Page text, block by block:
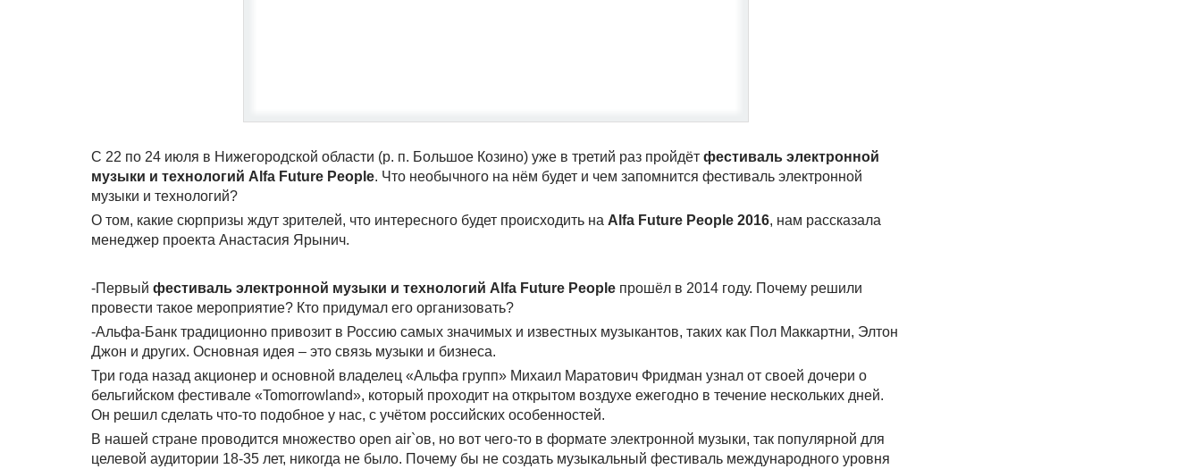
С 22 по 24 июля в Нижегородской области (р. п. Большое Козино) уже в третий раз пройдёт фестиваль электронной
музыки и технологий Alfa Future People. Что необычного на нём будет и чем запомнится фестиваль электронной
музыки и технологий?
О том, какие сюрпризы ждут зрителей, что интересного будет происходить на Alfa Future People 2016, нам рассказала
менеджер проекта Анастасия Ярынич.
-Первый фестиваль электронной музыки и технологий Alfa Future People прошёл в 2014 году. Почему решили
провести такое мероприятие? Кто придумал его организовать?
-Альфа-Банк традиционно привозит в Россию самых значимых и известных музыкантов, таких как Пол Маккартни, Элтон
Джон и других. Основная идея – это связь музыки и бизнеса.
Три года назад акционер и основной владелец «Альфа групп» Михаил Маратович Фридман узнал от своей дочери о
бельгийском фестивале «Tomorrowland», который проходит на открытом воздухе ежегодно в течение нескольких дней.
Он решил сделать что-то подобное у нас, с учётом российских особенностей.
В нашей стране проводится множество open air`ов, но вот чего-то в формате электронной музыки, так популярной для
целевой аудитории 18-35 лет, никогда не было. Почему бы не создать музыкальный фестиваль международного уровня